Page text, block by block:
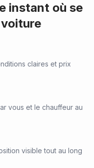
instant où se
claires et prix
vous et le chauffeur au
visible tout au long